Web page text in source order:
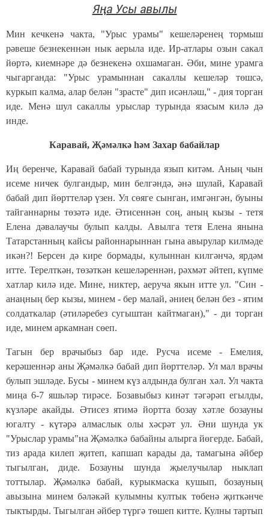
Яңа Усы авылы
Мин кечкенә чакта, "Урыс урамы" кешеләренең тормыш
рәвеше безнекеннән нык аерыла иде. Ир-атлары озын сакал
йөртә, киемнәре дә безнекенә охшамаган. Әби, мине урамга
чыгарганда: "Урыс урамыннан сакаллы кешеләр төшсә,
куркып калма, алар белән "зрасте" дип исәнләш," - дия торган
иде. Менә шул сакаллы урыслар турында язасым килә дә
инде.
Каравай, Җәмәлкә һәм Захар бабайлар
Иң беренче, Каравай бабай турында язып китәм. Аның чын
исеме ничек булгандыр, мин белгәндә, әнә шулай, Каравай
бабай дип йөрттеләр үзен. Ул сөяге сынган, имгәнгән, буыны
тайганнарны төзәтә иде. Әтисеннән соң, аның кызы - тетя
Елена дәвалаучы булып калды. Авылга тетя Елена янына
Татарстанның кайсы районнарыннан гына авырулар килмәде
икән?! Берсен дә кире бормады, кулыннан килгәнчә, ярдәм
итте. Терелткән, төзәткән кешеләреннән, рәхмәт әйтеп, күпме
хатлар килә иде. Мине, никтер, аеруча якын итте ул. "Син -
анаңның бер кызы, минем - бер малай, әниең белән без - ятим
солдаткалар (әтиләребез сугыштан кайтмаган)," - ди торган
иде, минем аркамнан сөеп.
Тагын бер врачыбыз бар иде. Русча исеме - Емелия,
керәшеннәр аны Җәмәлкә бабай дип йөрттеләр. Ул мал врачы
булып эшләде. Бусы - минем күз алдында булган хәл. Ул чакта
миңа 6-7 яшьләр тирәсе. Бозавыбыз кинәт тәгәрәп егылды,
күзләре акайды. Әтисез ятимә йортта бозау хәтле бозауны
югалту - күтәрә алмаслык олы хәсрәт ул. Әни шунда ук
"Урыслар урамы"на Җәмәлкә бабайны алырга йөгерде. Бабай,
тиз арада килеп җитеп, капшап карады да, тамагына әйбер
тыгылган, диде. Бозауны шунда җыелучылар ныклап
тоттылар. Җәмәлкә бабай, курыкмаска кушып, бозауның
авызына минем бәләкәй кулымны култык төбенә җиткәнче
тыктырды. Тыгылган әйбер түргә төшеп китте. Кулны тартып